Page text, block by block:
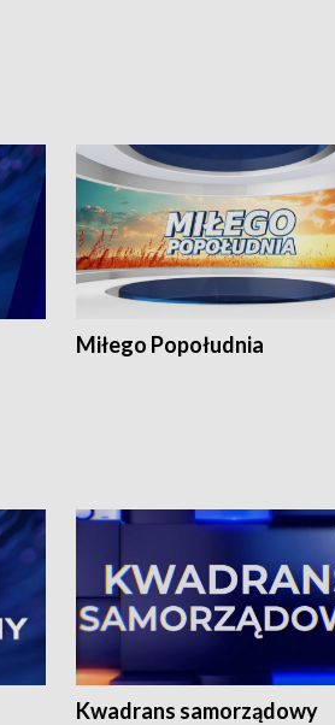
Miłego Popołudnia
Kwadrans samorządowy